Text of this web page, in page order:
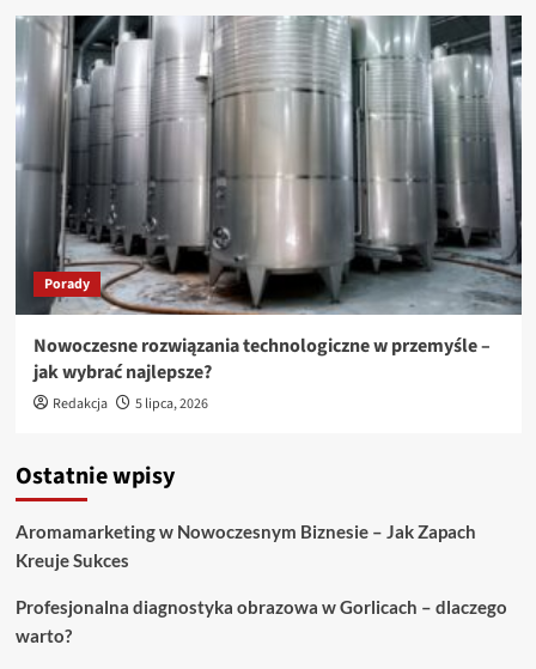
Porady
Nowoczesne rozwiązania technologiczne w przemyśle –
jak wybrać najlepsze?
Redakcja 5 lipca, 2026
Ostatnie wpisy
Aromamarketing w Nowoczesnym Biznesie – Jak Zapach
Kreuje Sukces
Profesjonalna diagnostyka obrazowa w Gorlicach – dlaczego
warto?